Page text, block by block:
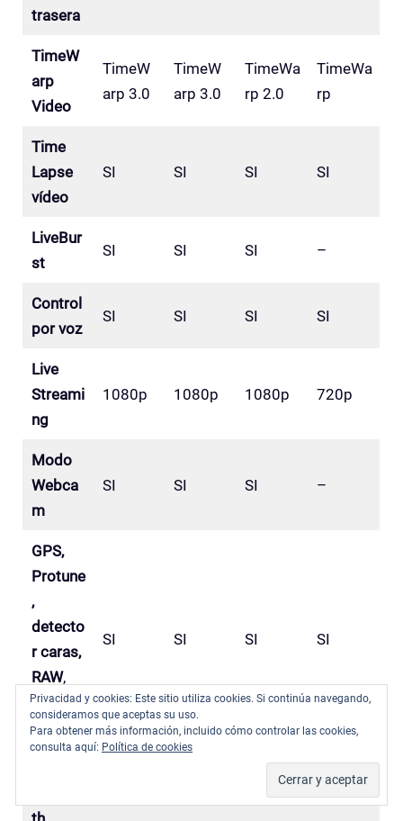
trasera
TimeW
arp
Video
TimeW
arp 3.0
TimeW
arp 3.0
TimeWa
rp 2.0
TimeWa
rp
Time
Lapse
vídeo
SI SI SI SI
LiveBur
st
SI SI SI –
Control
por voz
SI SI SI SI
Live
Streami
ng
1080p 1080p 1080p 720p
Modo
Webca
m
SI SI SI –
GPS,
Protune
,
detecto
r caras,
RAW,
audio
3.5mm
SI SI SI SI
SI
Privacidad y cookies: Este sitio utiliza cookies. Si continúa navegando,
consideramos que aceptas su uso.
Para obtener más información, incluido cómo controlar las cookies,
consulta aquí: Política de cookies